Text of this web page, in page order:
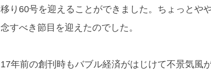
移り60号を迎えることができました。ちょっとや
念すべき節目を迎えたのでした。
17年前の創刊時もバブル経済がはじけて不景気風